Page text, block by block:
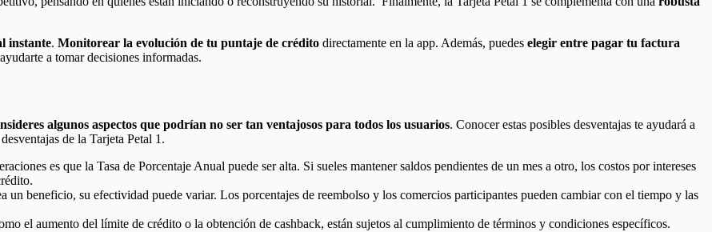
instante. Monitorear la evolución de tu puntaje de crédito directamente en la app. Además, puedes elegir entre pagar tu factura
a tomar decisiones informadas.
algunos aspectos que podrían no ser tan ventajosos para todos los usuarios. Conocer estas posibles desventajas te ayudará a
de la Tarjeta Petal 1.
es que la Tasa de Porcentaje Anual puede ser alta. Si sueles mantener saldos pendientes de un mes a otro, los costos por intereses
un beneficio, su efectividad puede variar. Los porcentajes de reembolso y los comercios participantes pueden cambiar con el tiempo y las
el aumento del límite de crédito o la obtención de cashback, están sujetos al cumplimiento de términos y condiciones específicos.